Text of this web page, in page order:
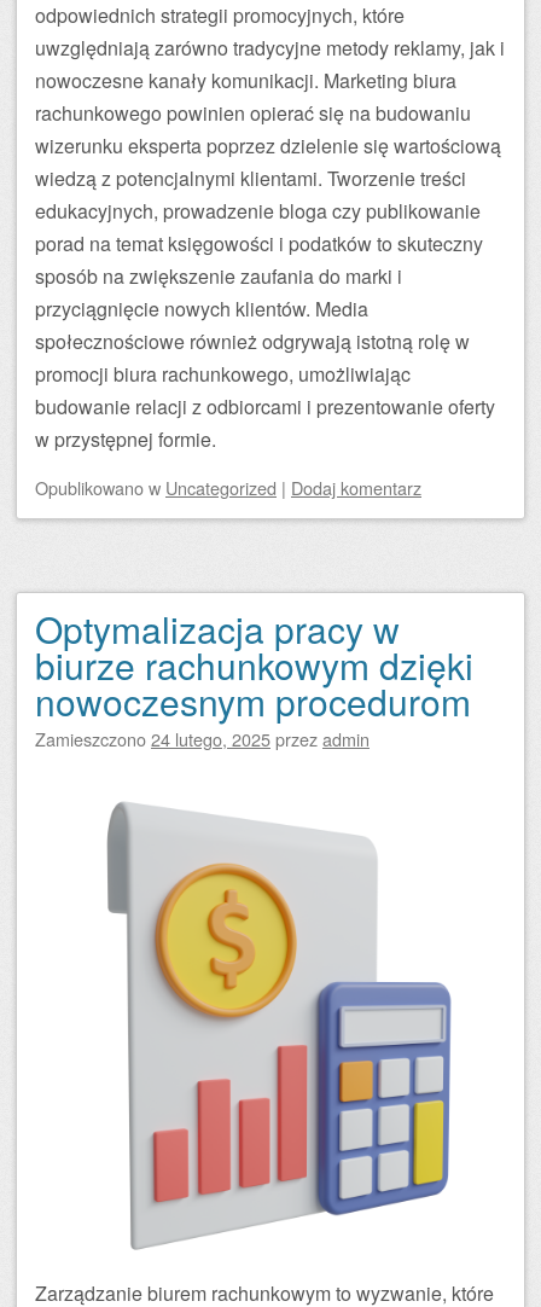
odpowiednich strategii promocyjnych, które
uwzględniają zarówno tradycyjne metody reklamy, jak i
nowoczesne kanały komunikacji. Marketing biura
rachunkowego powinien opierać się na budowaniu
wizerunku eksperta poprzez dzielenie się wartościową
wiedzą z potencjalnymi klientami. Tworzenie treści
edukacyjnych, prowadzenie bloga czy publikowanie
porad na temat księgowości i podatków to skuteczny
sposób na zwiększenie zaufania do marki i
przyciągnięcie nowych klientów. Media
społecznościowe również odgrywają istotną rolę w
promocji biura rachunkowego, umożliwiając
budowanie relacji z odbiorcami i prezentowanie oferty
w przystępnej formie.
Opublikowanow Uncategorized | Dodaj komentarz
Optymalizacja pracy w
biurze rachunkowym dzięki
nowoczesnym procedurom
Zamieszczono24 lutego, 2025przezadmin
Zarządzanie biurem rachunkowym to wyzwanie, które